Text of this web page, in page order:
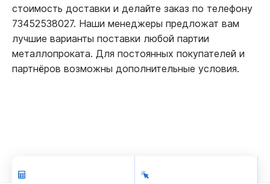
стоимость доставки и делайте заказ по телефону
73452538027. Наши менеджеры предложат вам
лучшие варианты поставки любой партии
металлопроката. Для постоянных покупателей и
партнёров возможны дополнительные условия.